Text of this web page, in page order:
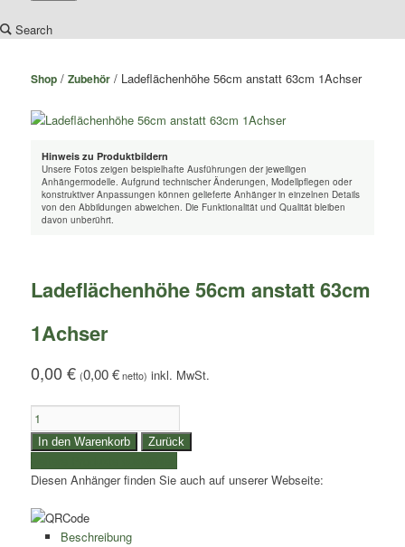
Search
wechseln
Shop /Zubehör / Ladeflächenhöhe 56cm anstatt 63cm 1Achser
Hinweis zu Produktbildern
Unsere Fotos zeigen beispielhafte Ausführungen der jeweiligen
Anhängermodelle. Aufgrund technischer Änderungen, Modellpflegen oder
konstruktiver Anpassungen können gelieferte Anhänger in einzelnen Details
von den Abbildungen abweichen. Die Funktionalität und Qualität bleiben
davon unberührt.
Ladeflächenhöhe 56cm anstatt 63cm
1Achser
0,00€ (0,00€ netto)
Ladeflächenhöhe
56cm
anstatt
63cm
1Achser
Menge
In den Warenkorb Zurück
Diesen Anhänger finden Sie auch auf unserer Webseite:
Beschreibung